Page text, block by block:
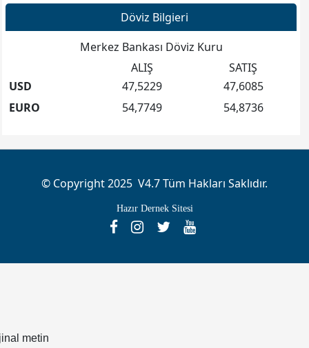
Döviz Bilgieri
Merkez Bankası Döviz Kuru
ALIŞ
SATIŞ
USD
47,5229
47,6085
EURO
54,7749 54,8736
© Copyright 2025 V4.7 Tüm Hakları Saklıdır.
Hazır Dernek Sitesi
metin